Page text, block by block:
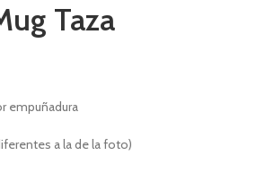
Taza
empuñadura
a la de la foto)